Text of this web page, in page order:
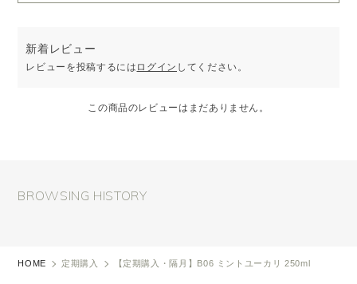
新着レビュー
レビューを投稿するには ログイン してください。
この商品のレビューはまだありません。
BROWSING HISTORY
HOME 定期購入 【定期購入・隔月】B06 ミントユーカリ 250ml